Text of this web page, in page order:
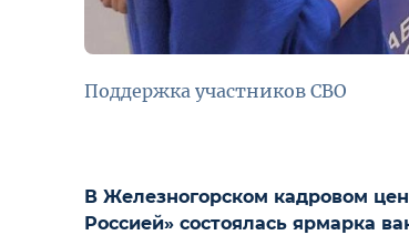
Поддержка участников СВО
В Железногорском кадровом
Россией» состоялась ярмарка